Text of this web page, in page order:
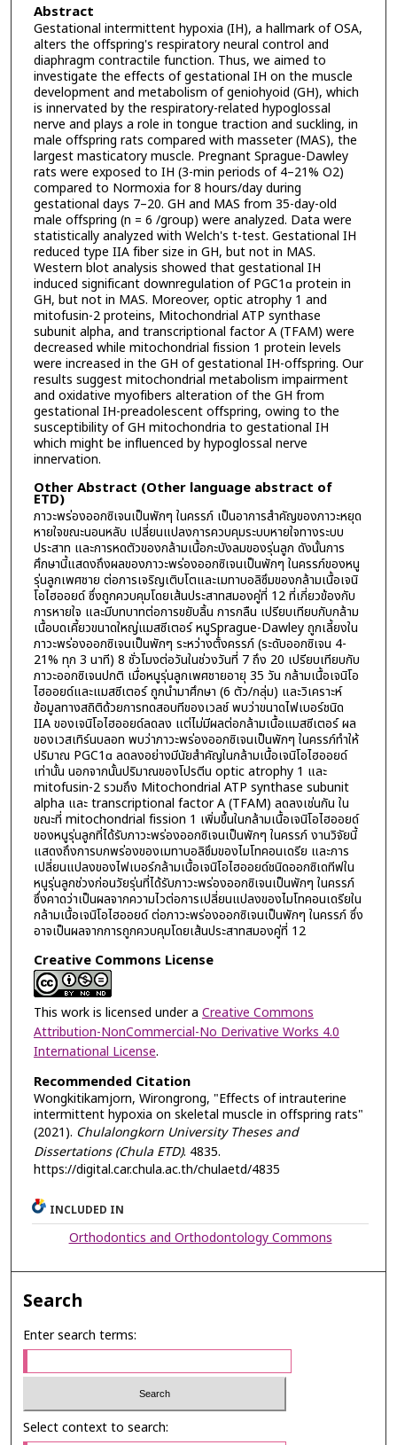
Abstract
Gestational intermittent hypoxia (IH), a hallmark of OSA,
alters the offspring's respiratory neural control and
diaphragm contractile function. Thus, we aimed to
investigate the effects of gestational IH on the muscle
development and metabolism of geniohyoid (GH), which
is innervated by the respiratory-related hypoglossal
nerve and plays a role in tongue traction and suckling, in
male offspring rats compared with masseter (MAS), the
largest masticatory muscle. Pregnant Sprague-Dawley
rats were exposed to IH (3-min periods of 4–21% O2)
compared to Normoxia for 8 hours/day during
gestational days 7–20. GH and MAS from 35-day-old
male offspring (n = 6 /group) were analyzed. Data were
statistically analyzed with Welch's t-test. Gestational IH
reduced type IIA fiber size in GH, but not in MAS.
Western blot analysis showed that gestational IH
induced significant downregulation of PGC1ɑ protein in
GH, but not in MAS. Moreover, optic atrophy 1 and
mitofusin-2 proteins, Mitochondrial ATP synthase
subunit alpha, and transcriptional factor A (TFAM) were
decreased while mitochondrial fission 1 protein levels
were increased in the GH of gestational IH-offspring. Our
results suggest mitochondrial metabolism impairment
and oxidative myofibers alteration of the GH from
gestational IH-preadolescent offspring, owing to the
susceptibility of GH mitochondria to gestational IH
which might be influenced by hypoglossal nerve
innervation.
Other Abstract (Other language abstract of
ETD)
ภาวะพร่องออกซิเจนเป็นพักๆ ในครรภ์ เป็นอาการสำคัญของภาวะหยุด
หายใจขณะนอนหลับ เปลี่ยนแปลงการควบคุมระบบหายใจทางระบบ
ประสาท และการหดตัวของกล้ามเนื้อกะบังลมของรุ่นลูก ดังนั้นการ
ศึกษานี้แสดงถึงผลของภาวะพร่องออกซิเจนเป็นพักๆ ในครรภ์ของหนู
รุ่นลูกเพศชาย ต่อการเจริญเติบโตและเมทาบอลิซึมของกล้ามเนื้อเจนิ
โอไฮออยด์ ซึ่งถูกควบคุมโดยเส้นประสาทสมองคู่ที่ 12 ที่เกี่ยวข้องกับ
การหายใจ และมีบทบาทต่อการขยับลิ้น การกลืน เปรียบเทียบกับกล้าม
เนื้อบดเคี้ยวขนาดใหญ่แมสซีเตอร์ หนูSprague-Dawley ถูกเลี้ยงใน
ภาวะพร่องออกซิเจนเป็นพักๆ ระหว่างตั้งครรภ์ (ระดับออกซิเจน 4-
21% ทุก 3 นาที) 8 ชั่วโมงต่อวันในช่วงวันที่ 7 ถึง 20 เปรียบเทียบกับ
ภาวะออกซิเจนปกติ เมื่อหนูรุ่นลูกเพศชายอายุ 35 วัน กล้ามเนื้อเจนิโอ
ไฮออยด์และแมสซีเตอร์ ถูกนำมาศึกษา (6 ตัว/กลุ่ม) และวิเคราะห์
ข้อมูลทางสถิติด้วยการทดสอบทีของเวลช์ พบว่าขนาดไฟเบอร์ชนิด
IIA ของเจนิโอไฮออยด์ลดลง แต่ไม่มีผลต่อกล้ามเนื้อแมสซีเตอร์ ผล
ของเวสเทิร์นบลอท พบว่าภาวะพร่องออกซิเจนเป็นพักๆ ในครรภ์ทำให้
ปริมาณ PGC1ɑ ลดลงอย่างมีนัยสำคัญในกล้ามเนื้อเจนิโอไฮออยด์
เท่านั้น นอกจากนั้นปริมาณของโปรตีน optic atrophy 1 และ
mitofusin-2 รวมถึง Mitochondrial ATP synthase subunit
alpha และ transcriptional factor A (TFAM) ลดลงเช่นกัน ใน
ขณะที่ mitochondrial fission 1 เพิ่มขึ้นในกล้ามเนื้อเจนิโอไฮออยด์
ของหนูรุ่นลูกที่ได้รับภาวะพร่องออกซิเจนเป็นพักๆ ในครรภ์ งานวิจัยนี้
แสดงถึงการบกพร่องของเมทาบอลิซึมของไมโทคอนเดรีย และการ
เปลี่ยนแปลงของไฟเบอร์กล้ามเนื้อเจนิโอไฮออยด์ชนิดออกซิเดทีฟใน
หนูรุ่นลูกช่วงก่อนวัยรุ่นที่ได้รับภาวะพร่องออกซิเจนเป็นพักๆ ในครรภ์
ซึ่งคาดว่าเป็นผลจากความไวต่อการเปลี่ยนแปลงของไมโทคอนเดรียใน
กล้ามเนื้อเจนิโอไฮออยด์ ต่อภาวะพร่องออกซิเจนเป็นพักๆ ในครรภ์ ซึ่ง
อาจเป็นผลจากการถูกควบคุมโดยเส้นประสาทสมองคู่ที่ 12
Creative Commons License
This work is licensed under a Creative Commons
Attribution-NonCommercial-No Derivative Works 4.0
International License.
Recommended Citation
Wongkitikamjorn, Wirongrong, "Effects of intrauterine
intermittent hypoxia on skeletal muscle in offspring rats"
(2021). Chulalongkorn University Theses and
Dissertations (Chula ETD). 4835.
https://digital.car.chula.ac.th/chulaetd/4835
INCLUDED IN
Orthodontics and Orthodontology Commons
Search
Enter search terms:
Select context to search: